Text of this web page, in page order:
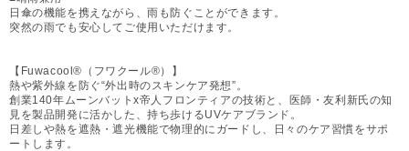
日傘の機能を携えながら、雨も防ぐことができます。
突然の雨でも安心してご使用いただけます。
【Fuwacool®（フワクール®）】
熱や紫外線を防ぐ“外出時のスキンケア発想”。
創業140年ムーンバットx帝人フロンティアの技術と、医師・友利新氏の知
見を製品開発に活かした、持ち歩けるUVケアブランド。
日差しや熱を遮熱・遮光機能で物理的にガードし、日々のケア習慣をサポ
ートします。